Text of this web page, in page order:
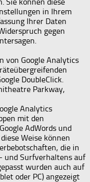
in Ihrem
Ihrer Daten
gegen
von Google Analytics
DoubleClick.
Parkway,
Analytics
mit den
AdWords und
Weise können
die in
und Surfverhaltens auf
wurden auch auf
oder PC) angezeigt